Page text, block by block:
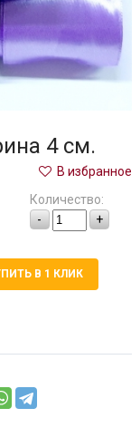
4 см.
В избранное
Количество:
-
+
В 1 КЛИК